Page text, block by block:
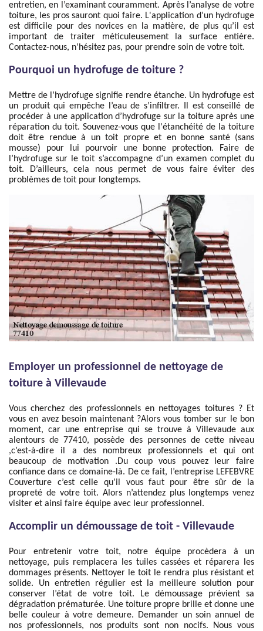
entretien, en l’examinant couramment. Après l’analyse de votre
toiture, les pros sauront quoi faire. L'application d’un hydrofuge
est difficile pour des novices en la matière, de plus qu’il est
important de traiter méticuleusement la surface entière.
Contactez-nous, n’hésitez pas, pour prendre soin de votre toit.
Pourquoi un hydrofuge de toiture ?
Mettre de l’hydrofuge signifie rendre étanche. Un hydrofuge est
un produit qui empêche l’eau de s’infiltrer. Il est conseillé de
procéder à une application d’hydrofuge sur la toiture après une
réparation du toit. Souvenez-vous que l'étanchéité de la toiture
doit être rendue à un toit propre et en bonne santé (sans
mousse) pour lui pourvoir une bonne protection. Faire de
l’hydrofuge sur le toit s’accompagne d’un examen complet du
toit. D’ailleurs, cela nous permet de vous faire éviter des
problèmes de toit pour longtemps.
Employer un professionnel de nettoyage de
toiture à Villevaude
Vous cherchez des professionnels en nettoyages toitures ? Et
vous en avez besoin maintenant ?Alors vous tomber sur le bon
moment, car une entreprise qui se trouve à Villevaude aux
alentours de 77410, possède des personnes de cette niveau
,c’est-à-dire il a des nombreux professionnels et qui ont
beaucoup de motivation .Du coup vous pouvez leur faire
confiance dans ce domaine-là. De ce fait, l’entreprise LEFEBVRE
Couverture c’est celle qu’il vous faut pour être sûr de la
propreté de votre toit. Alors n’attendez plus longtemps venez
visiter et ainsi faire équipe avec leur professionnel.
Accomplir un démoussage de toit - Villevaude
Pour entretenir votre toit, notre équipe procèdera à un
nettoyage, puis remplacera les tuiles cassées et réparera les
dommages présents. Nettoyer le toit le rendra plus résistant et
solide. Un entretien régulier est la meilleure solution pour
conserver l’état de votre toit. Le démoussage prévient sa
dégradation prématurée. Une toiture propre brille et donne une
belle couleur à votre demeure. Demander un soin annuel de
nos professionnels, nos produits sont non nocifs. Nous vous